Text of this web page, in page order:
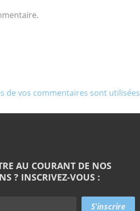
de vos commentaires sont utilisées
AU COURANT DE NOS
? INSCRIVEZ-VOUS :